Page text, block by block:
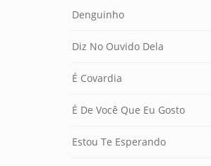
Denguinho
Diz No Ouvido Dela
É Covardia
É De Você Que Eu Gosto
Estou Te Esperando